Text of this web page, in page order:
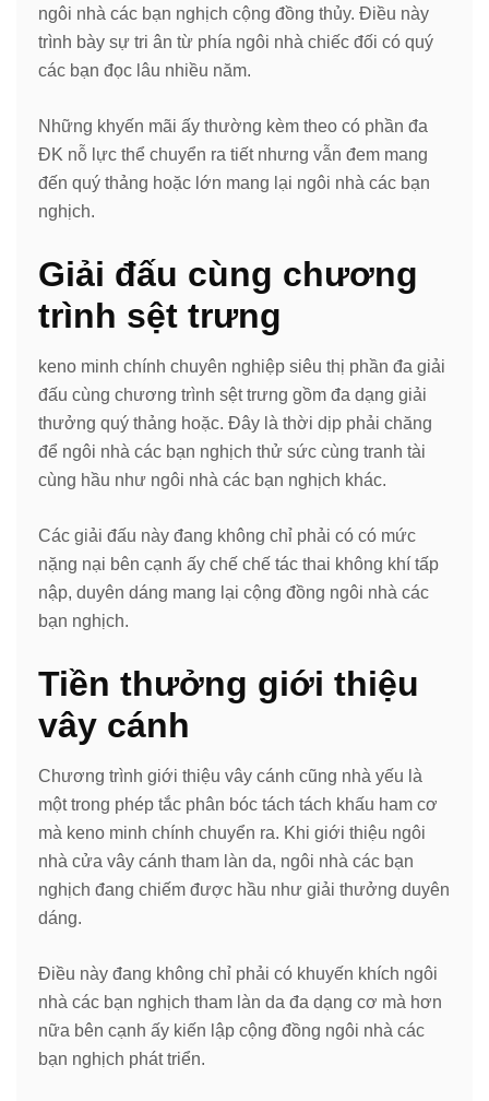
ngôi nhà các bạn nghịch cộng đồng thủy. Điều này
trình bày sự tri ân từ phía ngôi nhà chiếc đối có quý
các bạn đọc lâu nhiều năm.
Những khyến mãi ấy thường kèm theo có phần đa
ĐK nỗ lực thể chuyển ra tiết nhưng vẫn đem mang
đến quý thảng hoặc lớn mang lại ngôi nhà các bạn
nghịch.
Giải đấu cùng chương
trình sệt trưng
keno minh chính chuyên nghiệp siêu thị phần đa giải
đấu cùng chương trình sệt trưng gồm đa dạng giải
thưởng quý thảng hoặc. Đây là thời dịp phải chăng
để ngôi nhà các bạn nghịch thử sức cùng tranh tài
cùng hầu như ngôi nhà các bạn nghịch khác.
Các giải đấu này đang không chỉ phải có có mức
nặng nại bên cạnh ấy chế chế tác thai không khí tấp
nập, duyên dáng mang lại cộng đồng ngôi nhà các
bạn nghịch.
Tiền thưởng giới thiệu
vây cánh
Chương trình giới thiệu vây cánh cũng nhà yếu là
một trong phép tắc phân bóc tách tách khấu ham cơ
mà keno minh chính chuyển ra. Khi giới thiệu ngôi
nhà cửa vây cánh tham làn da, ngôi nhà các bạn
nghịch đang chiếm được hầu như giải thưởng duyên
dáng.
Điều này đang không chỉ phải có khuyến khích ngôi
nhà các bạn nghịch tham làn da đa dạng cơ mà hơn
nữa bên cạnh ấy kiến lập cộng đồng ngôi nhà các
bạn nghịch phát triển.